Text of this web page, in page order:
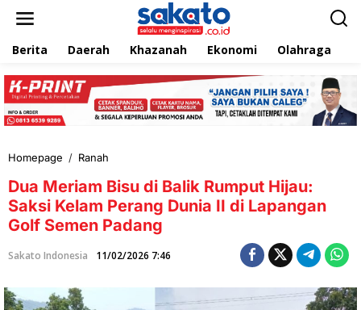
e
k
Berita Daerah Khazanah Ekonomi Olahraga
Homepage / Ranah
a
M
e
r
a
Dua Meriam Bisu di Balik Rumput Hijau:
Saksi Kelam Perang Dunia II di Lapangan
Golf Semen Padang
Sakato Indonesia 11/02/2026 7:46